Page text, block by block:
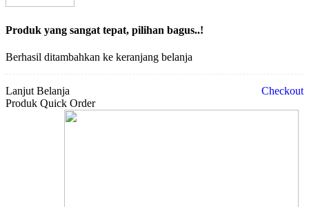
Produk yang sangat tepat, pilihan bagus..!
Berhasil ditambahkan ke keranjang belanja
Lanjut Belanja
Checkout
Produk Quick Order